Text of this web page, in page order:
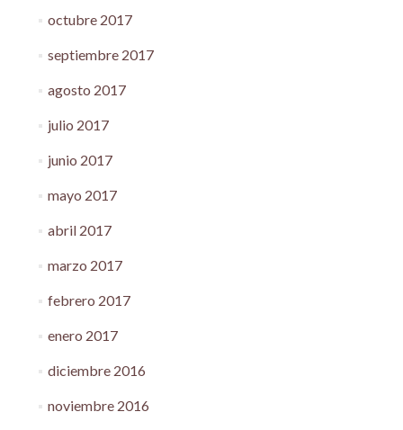
octubre 2017
septiembre 2017
agosto 2017
julio 2017
junio 2017
mayo 2017
abril 2017
marzo 2017
febrero 2017
enero 2017
diciembre 2016
noviembre 2016